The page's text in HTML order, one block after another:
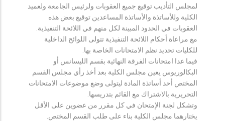
لمجلس التأديب توقيع جميع العقوبات ولرئيس الجامعة ولعميد
الكلية وللأساتذة والأساتذة المساعدين توقيع بعض هذه
العقوبات في الحدود المبينة لكل منهم في اللائحة التنفيذية.
مع مراعاة أحكام اللائحة التنفيذية تتولى اللوائح الداخلية
للكليات تحديد نظم الامتحانات الخاصة بها.
فيما عدا امتحانات الفرقة النهائية بقسم الليسانس أو
البكالوريوس يعين مجلس الكلية بعد أخذ رأي مجلس القسم
المختص أحد أساتذة المادة ليتولى وضع موضوعات الامتحانات
التحريرية بالاشتراك مع القائم بتدريسها.
وتشكل لجنة الإمتحان في كل مقرر من عضوين على الأقل
يختارهما مجلس الكلية بناء على طلب القسم المختص.